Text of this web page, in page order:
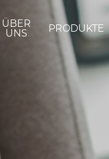
ÜBER
UNS
PRODUKTE